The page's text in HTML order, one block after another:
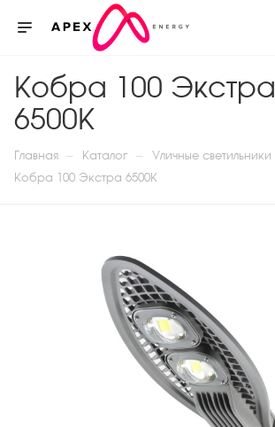
Кобра 100 Экстра
6500К
Главная — Каталог — Уличные светильники
Кобра 100 Экстра 6500К